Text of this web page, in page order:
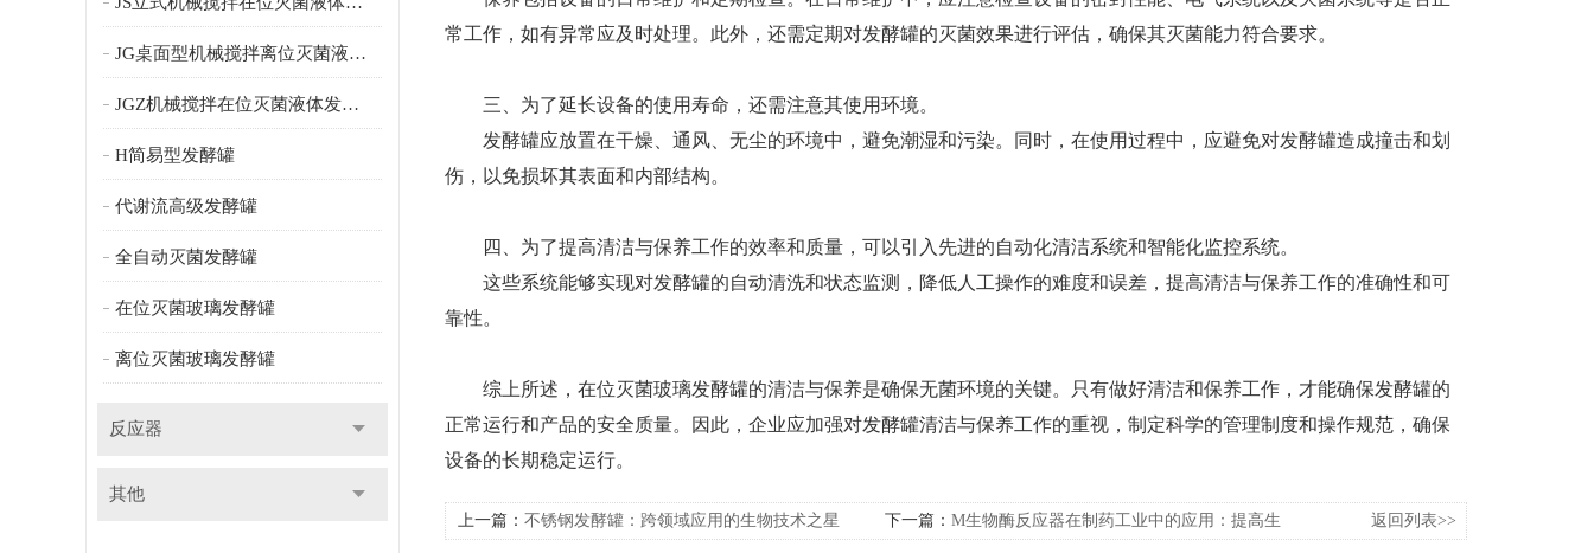
JG桌面型机械搅拌离位灭菌液体发酵罐
JGZ机械搅拌在位灭菌液体发酵罐
H简易型发酵罐
代谢流高级发酵罐
全自动灭菌发酵罐
在位灭菌玻璃发酵罐
离位灭菌玻璃发酵罐
反应器
其他
常工作，如有异常应及时处理。此外，还需定期对发酵罐的灭菌效果进行评估，确保其灭菌能力符合要求。
三、为了延长设备的使用寿命，还需注意其使用环境。
发酵罐应放置在干燥、通风、无尘的环境中，避免潮湿和污染。同时，在使用过程中，应避免对发酵罐造成撞击和划
伤，以免损坏其表面和内部结构。
四、为了提高清洁与保养工作的效率和质量，可以引入先进的自动化清洁系统和智能化监控系统。
这些系统能够实现对发酵罐的自动清洗和状态监测，降低人工操作的难度和误差，提高清洁与保养工作的准确性和可
靠性。
综上所述，在位灭菌玻璃发酵罐的清洁与保养是确保无菌环境的关键。只有做好清洁和保养工作，才能确保发酵罐的
正常运行和产品的安全质量。因此，企业应加强对发酵罐清洁与保养工作的重视，制定科学的管理制度和操作规范，确保
设备的长期稳定运行。
上一篇： 不锈钢发酵罐：跨领域应用的生物技术之星 下一篇： M生物酶反应器在制药工业中的应用：提高生
返回列表>>